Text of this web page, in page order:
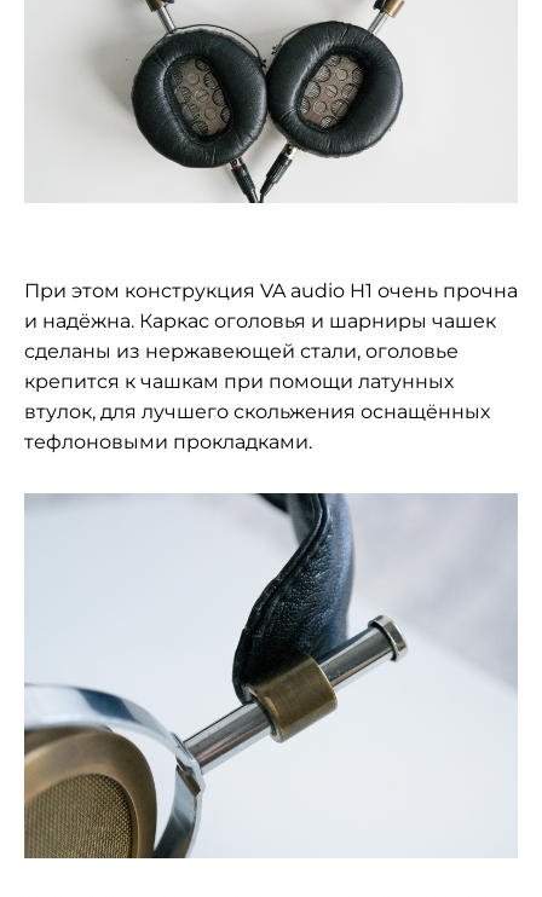
При этом конструкция VA audio H1 очень прочна
и надёжна. Каркас оголовья и шарниры чашек
сделаны из нержавеющей стали, оголовье
крепится к чашкам при помощи латунных
втулок, для лучшего скольжения оснащённых
тефлоновыми прокладками.